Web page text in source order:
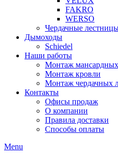
FAKRO
WERSO
Чердачные
Дымоходы
Schiedel
Наши работы
Монтаж
Монтаж кровли
Монтаж чердачных
Контакты
Офисы продаж
О компании
Правила доставки
Способы оплаты
Menu